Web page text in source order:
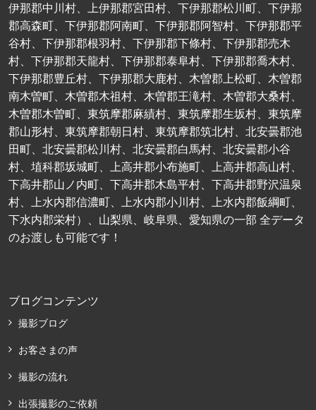
伊那郡中川村、上伊那郡宮田村、下伊那郡松川町、下伊那
郡高森町、下伊那郡阿南町、下伊那郡阿智村、下伊那郡平
谷村、下伊那郡根羽村、下伊那郡下條村、下伊那郡売木
村、下伊那郡天龍村、下伊那郡泰阜村、下伊那郡喬木村、
下伊那郡豊丘村、下伊那郡大鹿村、木曽郡上松町、木曽郡
南木曽町、木曽郡木祖村、木曽郡王滝村、木曽郡大桑村、
木曽郡木曽町、東筑摩郡麻績村、東筑摩郡生坂村、東筑摩
郡山形村、東筑摩郡朝日村、東筑摩郡筑北村、北安曇郡池
田町、北安曇郡松川村、北安曇郡白馬村、北安曇郡小谷
村、埴科郡坂城町、上高井郡小布施町、上高井郡高山村、
下高井郡山ノ内町、下高井郡木島平村、下高井郡野沢温泉
村、上水内郡信濃町、上水内郡小川村、上水内郡飯綱町、
下水内郡栄村）、山梨県、岐阜県、愛知県の一部 全データ
のお渡しも可能です！
ブログコンテンツ
撮影ブログ
お客さまの声
撮影の流れ
出張撮影のご依頼